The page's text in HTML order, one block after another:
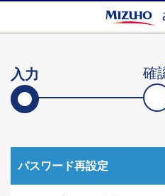
入力 確
パスワード再設定